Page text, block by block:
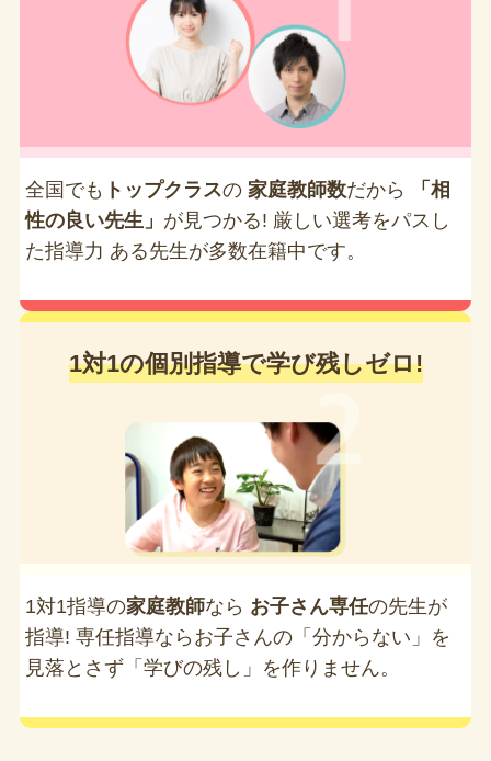
全国でも トップクラスの 家庭教師数だから
「相
性の良い先生」 が見つかる! 厳しい選考をパスし
た指導力 ある先生が多数在籍中です。
1対1の個別指導で学び残しゼロ!
1対1指導の家庭教師なら お子さん専任の先生が
指導! 専任指導ならお子さんの「分からない」を
見落とさず「学びの残し」を作りません。